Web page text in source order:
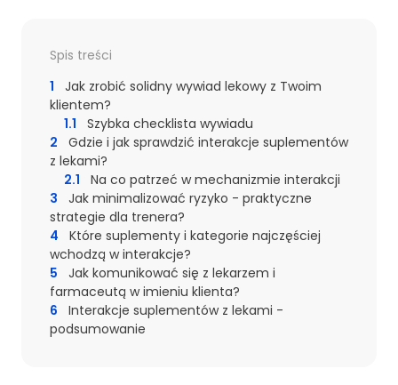
Spis treści
1
Jak zrobić solidny wywiad lekowy z Twoim
klientem?
1.1
Szybka checklista wywiadu
2
Gdzie i jak sprawdzić interakcje suplementów
z lekami?
2.1
Na co patrzeć w mechanizmie interakcji
3
Jak minimalizować ryzyko - praktyczne
strategie dla trenera?
4
Które suplementy i kategorie najczęściej
wchodzą w interakcje?
5
Jak komunikować się z lekarzem i
farmaceutą w imieniu klienta?
6
Interakcje suplementów z lekami -
podsumowanie